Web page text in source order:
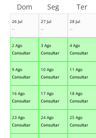
26 Jul
--
27 Jul
--
28 Jul
--
2 Ago
Consultar
3 Ago
Consultar
4 Ago
Consultar
9 Ago
Consultar
10 Ago
Consultar
11 Ago
Consultar
16 Ago
Consultar
17 Ago
Consultar
18 Ago
Consultar
23 Ago
Consultar
24 Ago
Consultar
25 Ago
Consultar
Dom Seg Ter